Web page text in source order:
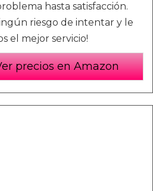
hasta satisfacción.
riesgo de intentar y le
el mejor servicio!
precios en Amazon